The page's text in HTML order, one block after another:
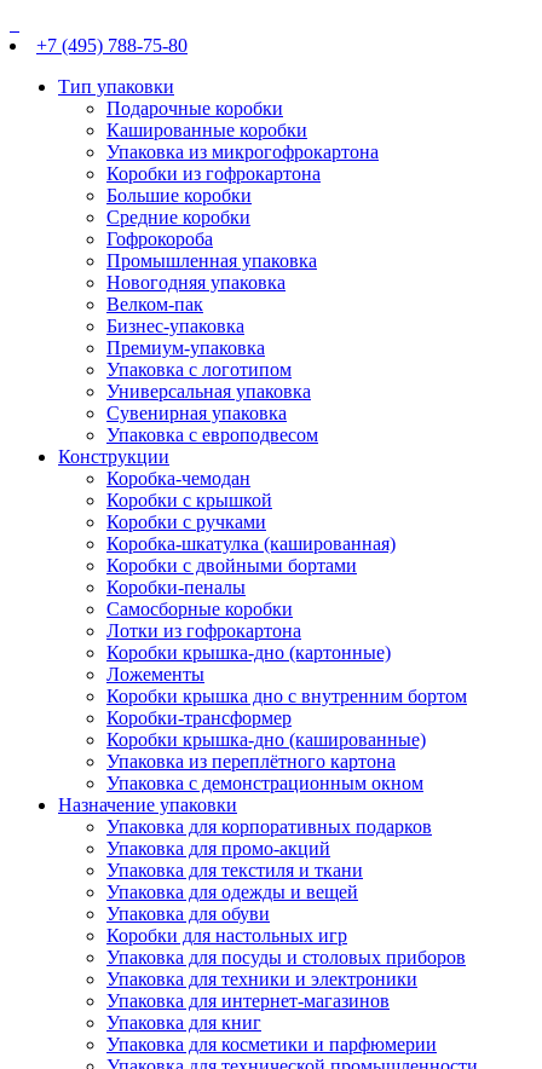
+7 (495) 788-75-80
Тип упаковки
Подарочные коробки
Кашированные коробки
Упаковка из микрогофрокартона
Коробки из гофрокартона
Большие коробки
Средние коробки
Гофрокороба
Промышленная упаковка
Новогодняя упаковка
Велком-пак
Бизнес-упаковка
Премиум-упаковка
Упаковка с логотипом
Универсальная упаковка
Сувенирная упаковка
Упаковка с европодвесом
Конструкции
Коробка-чемодан
Коробки с крышкой
Коробки с ручками
Коробка-шкатулка (кашированная)
Коробки с двойными бортами
Коробки-пеналы
Самосборные коробки
Лотки из гофрокартона
Коробки крышка-дно (картонные)
Ложементы
Коробки крышка дно с внутренним бортом
Коробки-трансформер
Коробки крышка-дно (кашированные)
Упаковка из переплётного картона
Упаковка с демонстрационным окном
Назначение упаковки
Упаковка для корпоративных подарков
Упаковка для промо-акций
Упаковка для текстиля и ткани
Упаковка для одежды и вещей
Упаковка для обуви
Коробки для настольных игр
Упаковка для посуды и столовых приборов
Упаковка для техники и электроники
Упаковка для интернет-магазинов
Упаковка для книг
Упаковка для косметики и парфюмерии